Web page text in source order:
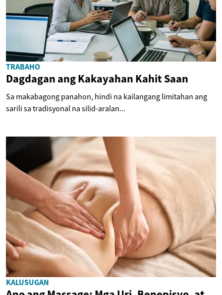
TRABAHO
Dagdagan ang Kakayahan Kahit Saan
Sa makabagong panahon, hindi na kailangang limitahan ang
sarili sa tradisyonal na silid-aralan...
KALUSUGAN